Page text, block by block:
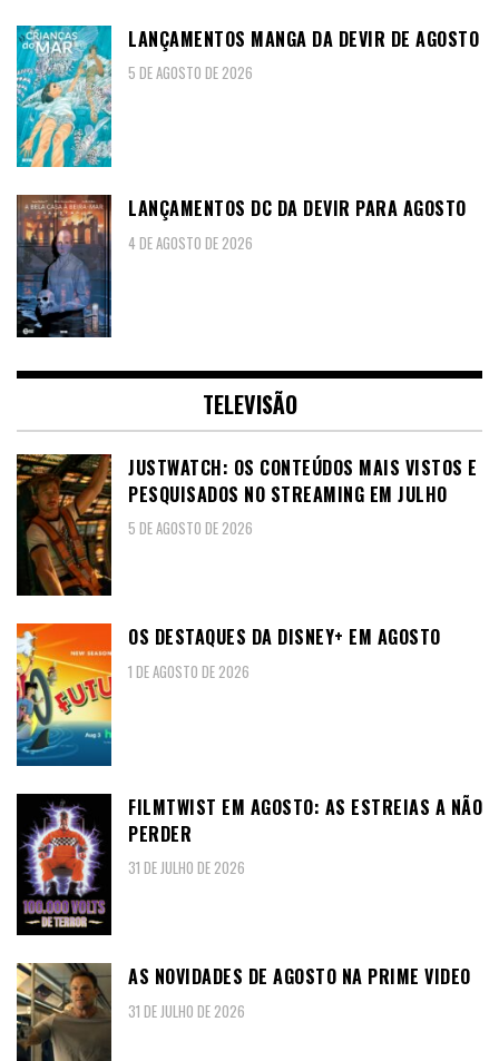
LANÇAMENTOS MANGA DA DEVIR DE AGOSTO
5 DE AGOSTO DE 2026
LANÇAMENTOS DC DA DEVIR PARA AGOSTO
4 DE AGOSTO DE 2026
TELEVISÃO
JUSTWATCH: OS CONTEÚDOS MAIS VISTOS E
PESQUISADOS NO STREAMING EM JULHO
5 DE AGOSTO DE 2026
OS DESTAQUES DA DISNEY+ EM AGOSTO
1 DE AGOSTO DE 2026
FILMTWIST EM AGOSTO: AS ESTREIAS A NÃO
PERDER
31 DE JULHO DE 2026
AS NOVIDADES DE AGOSTO NA PRIME VIDEO
31 DE JULHO DE 2026